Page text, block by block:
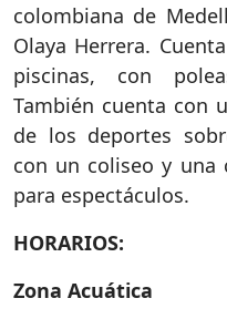
colombiana de
Olaya Herrera.
piscinas, con
También cuenta con
de los deportes
con un coliseo y una
para espectáculos.
HORARIOS:
Zona Acuática